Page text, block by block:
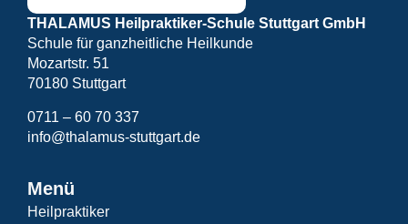
THALAMUS Heilpraktiker-Schule Stuttgart GmbH
Schule für ganzheitliche Heilkunde
Mozartstr. 51
70180 Stuttgart
0711 – 60 70 337
info@thalamus-stuttgart.de
Menü
Heilpraktiker